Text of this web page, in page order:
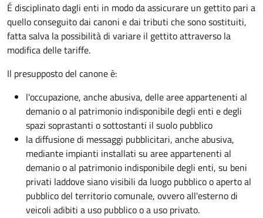
É disciplinato dagli enti in modo da assicurare un gettito pari a
quello conseguito dai canoni e dai tributi che sono sostituiti,
fatta salva la possibilità di variare il gettito attraverso la
modifica delle tariffe.
Il presupposto del canone è:
l'occupazione, anche abusiva, delle aree appartenenti al
demanio o al patrimonio indisponibile degli enti e degli
spazi soprastanti o sottostanti il suolo pubblico
la diffusione di messaggi pubblicitari, anche abusiva,
mediante impianti installati su aree appartenenti al
demanio o al patrimonio indisponibile degli enti, su beni
privati laddove siano visibili da luogo pubblico o aperto al
pubblico del territorio comunale, ovvero all'esterno di
veicoli adibiti a uso pubblico o a uso privato.